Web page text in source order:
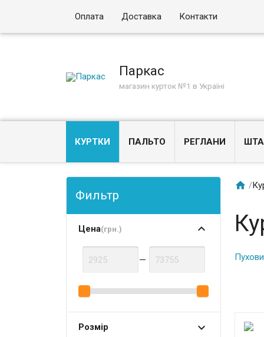
Оплата Доставка Контакти
Паркас
магазин курток №1 в Україні
КУРТКИ ПАЛЬТО РЕГЛАНИ
Фильтр
Цена(грн.)
—
Розмір
 /